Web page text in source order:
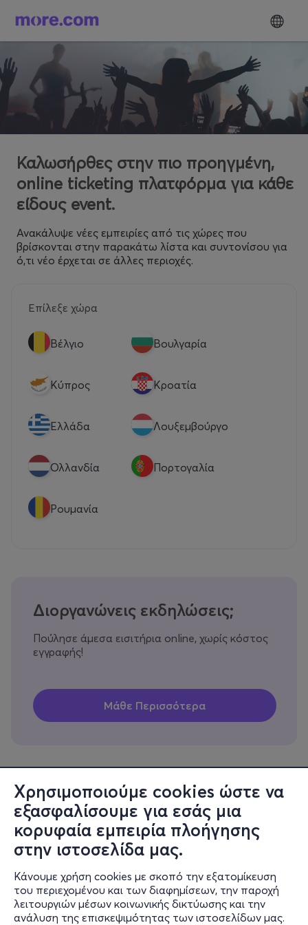
Χρησιμοποιούμε cookies ώστε να
εξασφαλίσουμε για εσάς μια
κορυφαία εμπειρία πλοήγησης
στην ιστοσελίδα μας.
Κάνουμε χρήση cookies με σκοπό την εξατομίκευση
του περιεχομένου και των διαφημίσεων, την παροχή
λειτουργιών μέσων κοινωνικής δικτύωσης και την
ανάλυση της επισκεψιμότητας των ιστοσελίδων μας.
Καλωσήρθες στην πιο προηγμένη,
online ticketing πλατφόρμα για κάθε
είδους event.
Ανακάλυψε νέες εμπειρίες από τις χώρες που
βρίσκονται στην παρακάτω λίστα και συντονίσου για
ό,τι νέο έρχεται σε άλλες περιοχές.
Επίλεξε χώρα
Βέλγιο Βουλγαρία
Κύπρος Κροατία
Eλλάδα Λουξεμβούργο
Ολλανδία Πορτογαλία
Ρουμανία
Διοργανώνεις εκδηλώσεις;
Πούλησε άμεσα εισιτήρια online, χωρίς κόστος
εγγραφής!
Πληροφορίες
Υποστήριξη
Stay Connected